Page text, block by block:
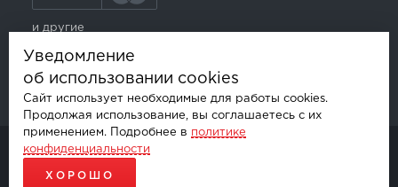
и другие
© AKSGROUP, 2026.
ПРОДАЖА И УСТАНОВКА АВТОМОБИЛЬНОЙ ЭЛЕКТРОНИКИ
Уведомление
об использовании cookies
Сайт использует необходимые для работы cookies.
Продолжая использование, вы соглашаетесь с их
применением. Подробнее в политике
конфиденциальности
ХОРОШО